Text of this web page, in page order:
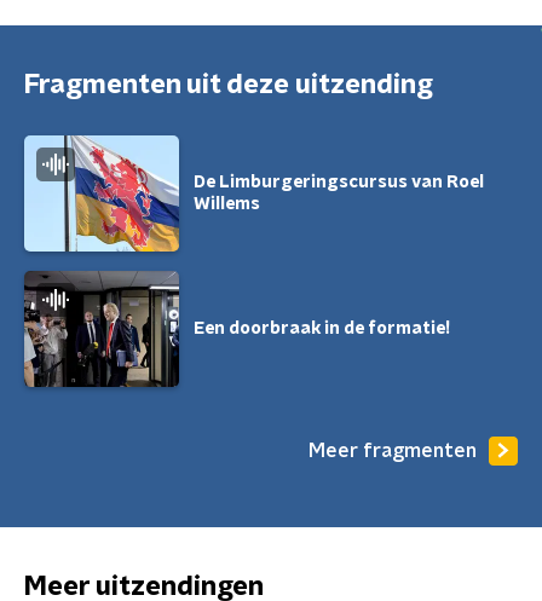
Fragmenten uit deze uitzending
De Limburgeringscursus van Roel
Willems
Een doorbraak in de formatie!
Meer fragmenten
Meer uitzendingen